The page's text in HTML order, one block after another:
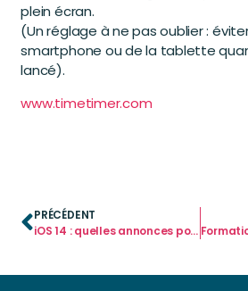
plein écran.
(Un réglage à ne pas oublier :
smartphone ou de la tablette
lancé).
www.timetimer.com
PRÉCÉDENT
iOS 14 : quelles annonces pour l’accessibilité ?